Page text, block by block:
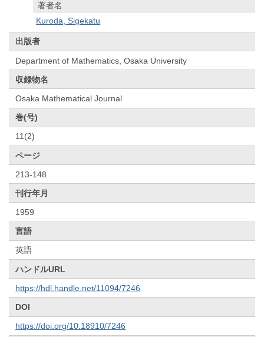
著者名
Kuroda, Sigekatu
出版者
Department of Mathematics, Osaka University
収録物名
Osaka Mathematical Journal
巻(号)
11(2)
ページ
213-148
刊行年月
1959
言語
英語
ハンドルURL
https://hdl.handle.net/11094/7246
DOI
https://doi.org/10.18910/7246